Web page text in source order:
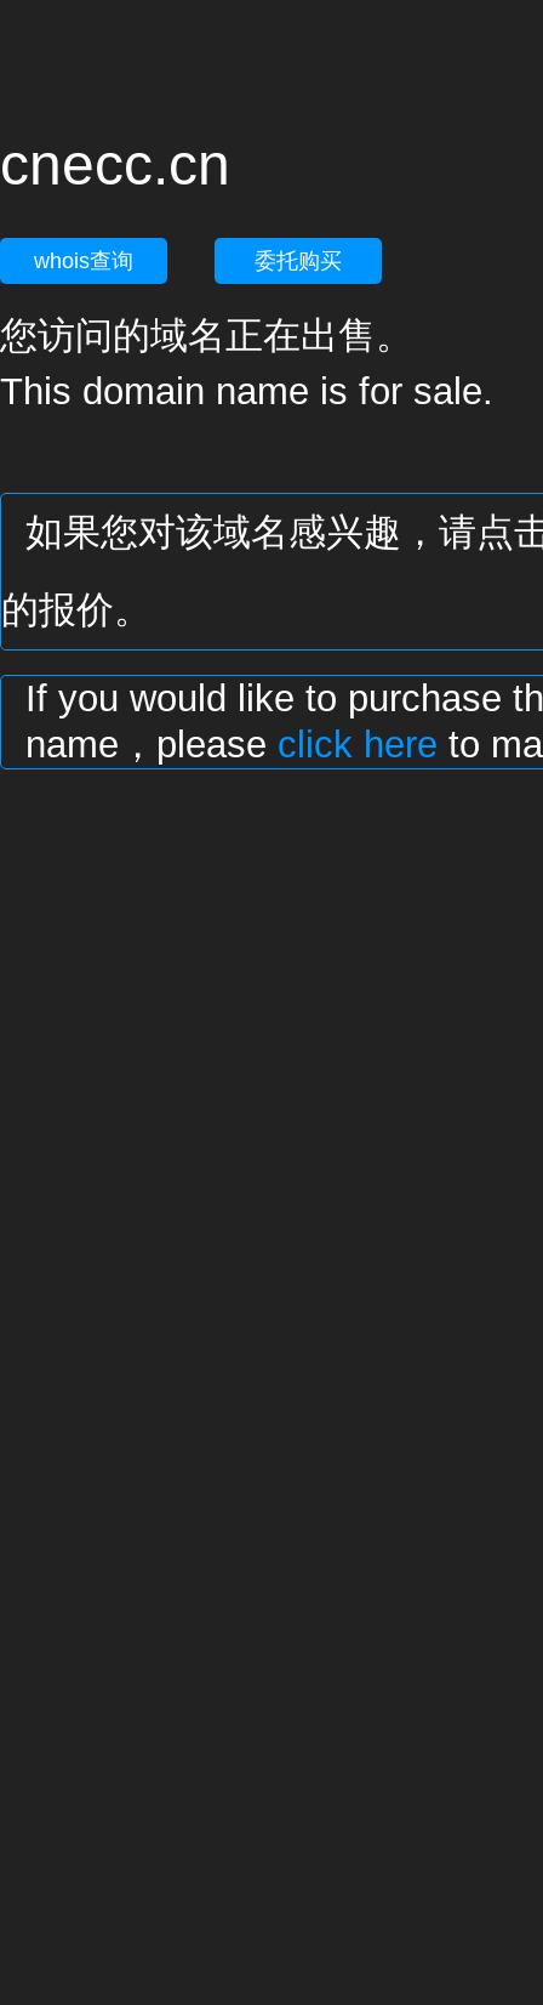
cnecc.cn
whois查询 委托购买
您访问的域名正在出售。
This domain name is for sale.
如果您对该域名感兴趣，请点
的报价。
If you would like to purchase
name，please click here to